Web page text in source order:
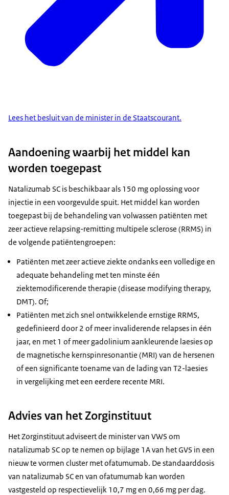
Lees het besluit van de minister in de Staatscourant.
Aandoening waarbij het middel kan
worden toegepast
Natalizumab SC is beschikbaar als 150 mg oplossing voor
injectie in een voorgevulde spuit. Het middel kan worden
toegepast bij de behandeling van volwassen patiënten met
zeer actieve relapsing-remitting multipele sclerose (RRMS) in
de volgende patiëntengroepen:
Patiënten met zeer actieve ziekte ondanks een volledige en
adequate behandeling met ten minste één
ziektemodificerende therapie (disease modifying therapy,
DMT). Of;
Patiënten met zich snel ontwikkelende ernstige RRMS,
gedefinieerd door 2 of meer invaliderende relapses in één
jaar, en met 1 of meer gadolinium aankleurende laesies op
de magnetische kernspinresonantie (MRI) van de hersenen
of een significante toename van de lading van T2-laesies
in vergelijking met een eerdere recente MRI.
Advies van het Zorginstituut
Het Zorginstituut adviseert de minister van VWS om
natalizumab SC op te nemen op bijlage 1A van het GVS in een
nieuw te vormen cluster met ofatumumab. De standaarddosis
van natalizumab SC en van ofatumumab kan worden
vastgesteld op respectievelijk 10,7 mg en 0,66 mg per dag.